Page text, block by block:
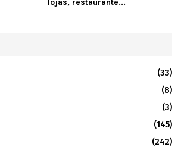
(33)
(8)
(3)
(145)
(242)